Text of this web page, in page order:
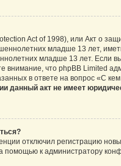
Act of 1998), или Акт о
младше 13 лет,
младше 13 лет. Если
внимание, что phpBB Limited
в ответе на вопрос «С
данный акт не имеет
отключил регистрацию
помощью к администратору